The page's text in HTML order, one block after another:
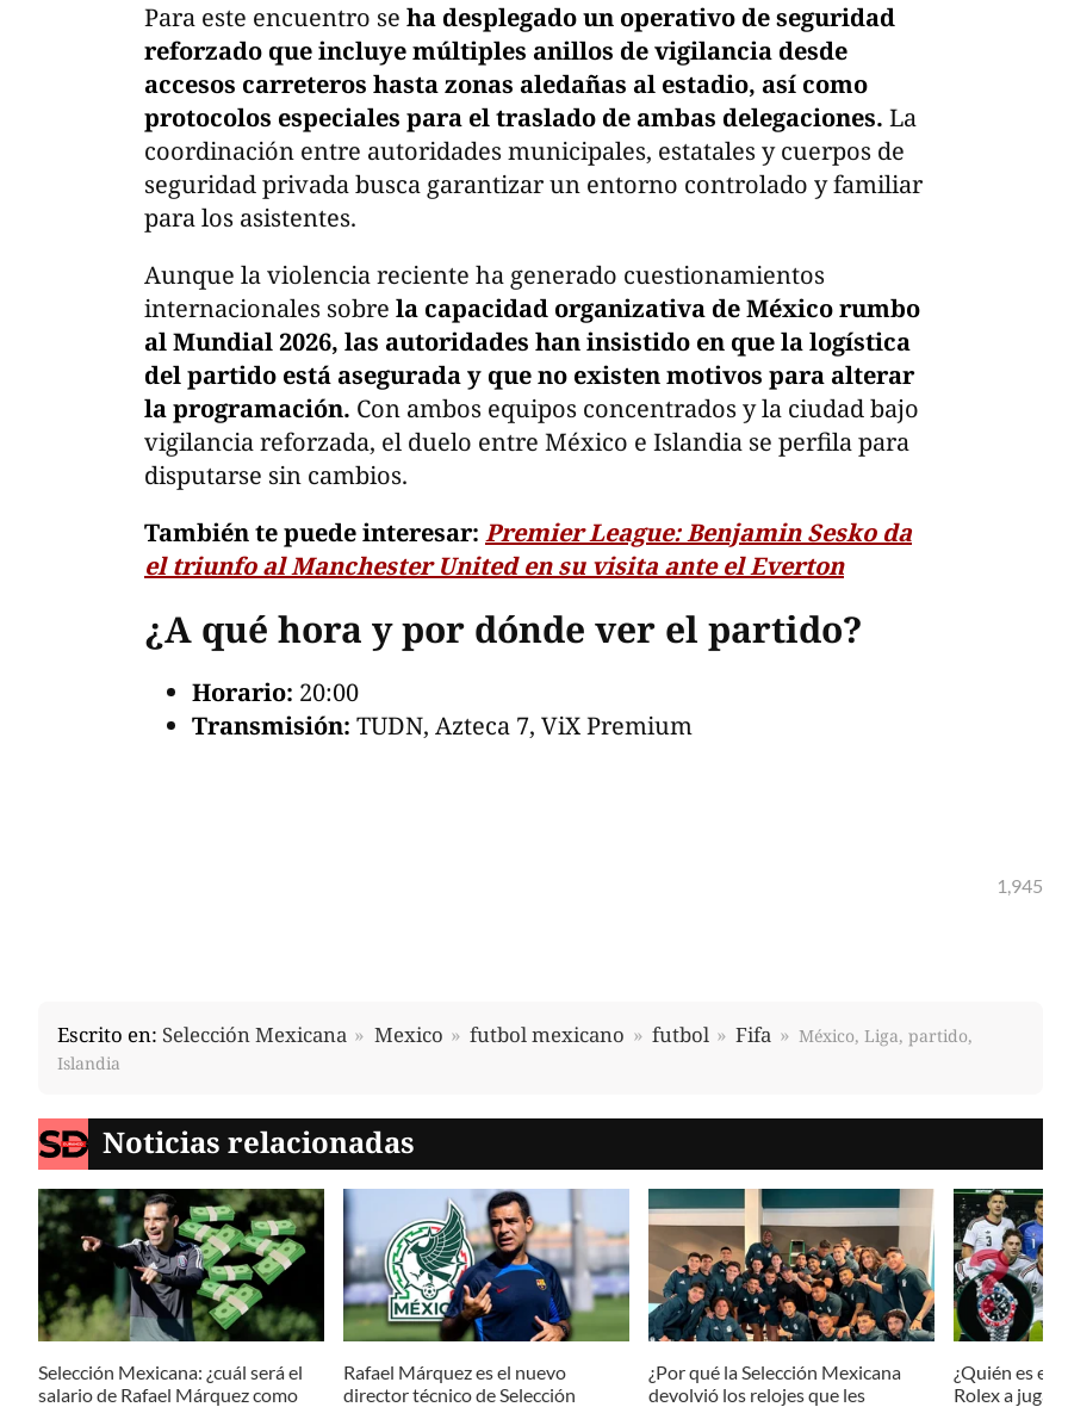
Para este encuentro se ha desplegado un operativo de seguridad
reforzado que incluye múltiples anillos de vigilancia desde
accesos carreteros hasta zonas aledañas al estadio, así como
protocolos especiales para el traslado de ambas delegaciones. La
coordinación entre autoridades municipales, estatales y cuerpos de
seguridad privada busca garantizar un entorno controlado y familiar
para los asistentes.
Aunque la violencia reciente ha generado cuestionamientos
internacionales sobre la capacidad organizativa de México rumbo
al Mundial 2026, las autoridades han insistido en que la logística
del partido está asegurada y que no existen motivos para alterar
la programación. Con ambos equipos concentrados y la ciudad bajo
vigilancia reforzada, el duelo entre México e Islandia se perfila para
disputarse sin cambios.
También te puede interesar: Premier League: Benjamin Sesko da
el triunfo al Manchester United en su visita ante el Everton
¿A qué hora y por dónde ver el partido?
Horario: 20:00
Transmisión: TUDN, Azteca 7, ViX Premium
1,945
Escrito en: Selección Mexicana Mexico futbol mexicano futbol Fifa
México, Liga, partido,
Islandia
Noticias relacionadas
Selección Mexicana: ¿cuál será el
salario de Rafael Márquez como
Rafael Márquez es el nuevo
director técnico de Selección
¿Por qué la Selección Mexicana
devolvió los relojes que les
¿Quién es el
Rolex a